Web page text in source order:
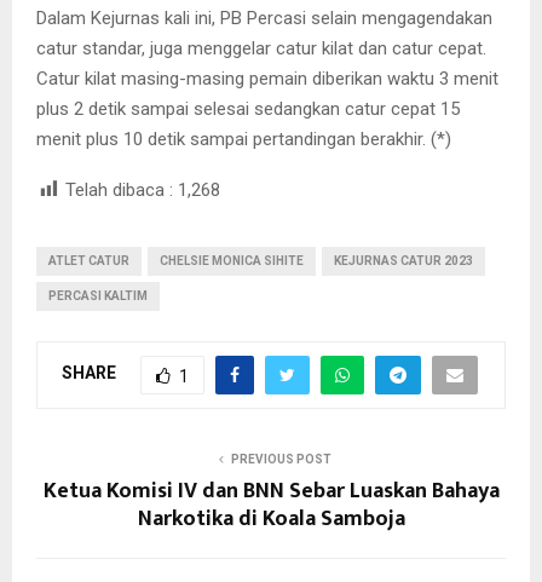
Dalam Kejurnas kali ini, PB Percasi selain mengagendakan
catur standar, juga menggelar catur kilat dan catur cepat.
Catur kilat masing-masing pemain diberikan waktu 3 menit
plus 2 detik sampai selesai sedangkan catur cepat 15
menit plus 10 detik sampai pertandingan berakhir. (*)
Telah dibaca : 1,268
ATLET CATUR CHELSIE MONICA SIHITE KEJURNAS CATUR 2023
PERCASI KALTIM
SHARE 1
PREVIOUS POST
Ketua Komisi IV dan BNN Sebar Luaskan Bahaya
Narkotika di Koala Samboja